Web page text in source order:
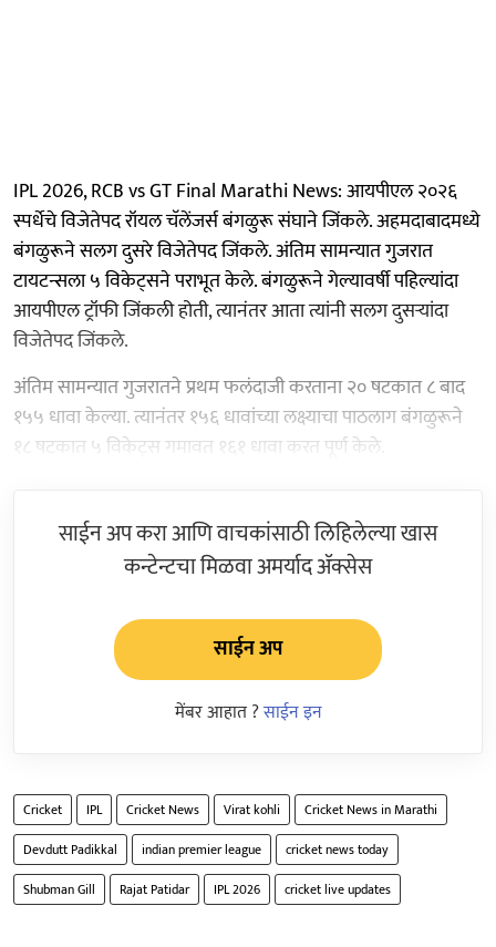
IPL 2026, RCB vs GT Final Marathi News: आयपीएल २०२६
स्पर्धेचे विजेतेपद रॉयल चॅलेंजर्स बंगळुरू संघाने जिंकले. अहमदाबादमध्ये
बंगळुरूने सलग दुसरे विजेतेपद जिंकले. अंतिम सामन्यात गुजरात
टायटन्सला ५ विकेट्सने पराभूत केले. बंगळुरूने गेल्यावर्षी पहिल्यांदा
आयपीएल ट्रॉफी जिंकली होती, त्यानंतर आता त्यांनी सलग दुसऱ्यांदा
विजेतेपद जिंकले.
अंतिम सामन्यात गुजरातने प्रथम फलंदाजी करताना २० षटकात ८ बाद
१५५ धावा केल्या. त्यानंतर १५६ धावांच्या लक्ष्याचा पाठलाग बंगळुरूने
१८ षटकात ५ विकेट्स गमावत १६१ धावा करत पूर्ण केले.
साईन अप करा आणि वाचकांसाठी लिहिलेल्या खास
कन्टेन्टचा मिळवा अमर्याद ॲक्सेस
साईन अप
मेंबर आहात ?साईन इन
Cricket IPL Cricket News Virat kohli
Cricket News in Marathi
Devdutt Padikkal
indian premier league
cricket news today
Shubman Gill
Rajat Patidar IPL 2026 cricket live updates